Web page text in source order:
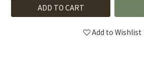
ADD TO CART
Add to Wishlist